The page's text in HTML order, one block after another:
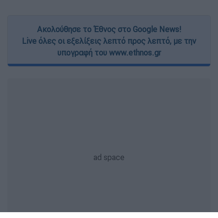
Ακολούθησε το Έθνος στο Google News!
Live όλες οι εξελίξεις λεπτό προς λεπτό, με την
υπογραφή του www.ethnos.gr